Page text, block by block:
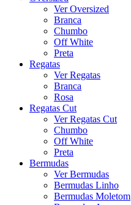
Ver Oversized
Branca
Chumbo
Off White
Preta
Regatas
Ver Regatas
Branca
Rosa
Regatas Cut
Ver Regatas Cut
Chumbo
Off White
Preta
Bermudas
Ver Bermudas
Bermudas Linho
Bermudas Moletom